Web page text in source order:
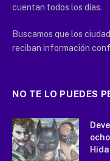
cuentan todos los días.
Buscamos que los
reciban información
NO TE LO PUEDES